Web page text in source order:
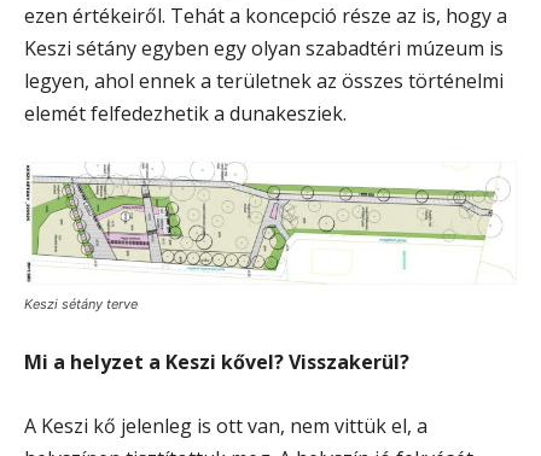
ezen értékeiről. Tehát a koncepció része az is, hogy a
Keszi sétány egyben egy olyan szabadtéri múzeum is
legyen, ahol ennek a területnek az összes történelmi
elemét felfedezhetik a dunakesziek.
Keszi sétány terve
Mi a helyzet a Keszi kővel? Visszakerül?
A Keszi kő jelenleg is ott van, nem vittük el, a